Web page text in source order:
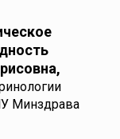
Минздрава